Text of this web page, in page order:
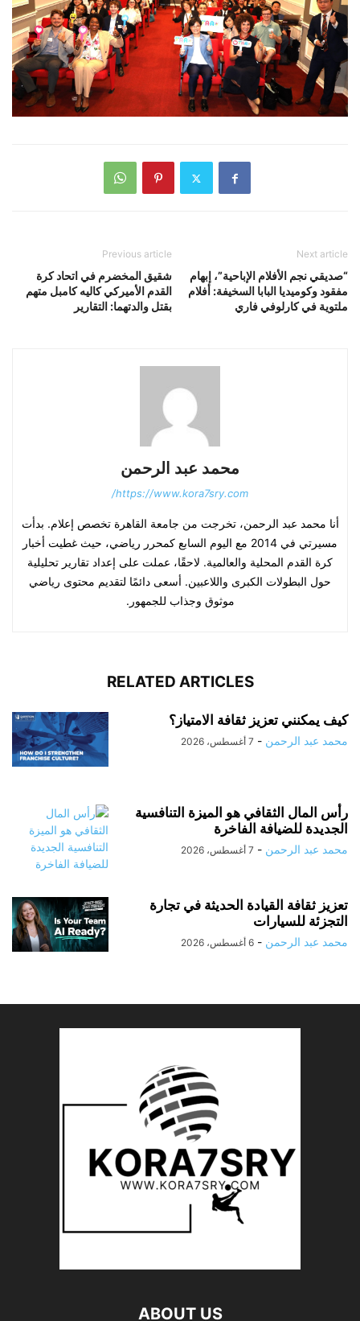
Previous article
شقيق المخضرم في اتحاد كرة
القدم الأميركي كاليه كامبل متهم
بقتل والدتهما: التقارير
Next article
“صديقي نجم الأفلام الإباحية”، إبهام
مفقود وكوميديا ​​البابا السخيفة: أفلام
ملتوية في كارلوفي فاري
محمد عبد الرحمن
https://www.kora7sry.com/
أنا محمد عبد الرحمن، تخرجت من جامعة القاهرة تخصص إعلام. بدأت
مسيرتي في 2014 مع اليوم السابع كمحرر رياضي، حيث غطيت أخبار
كرة القدم المحلية والعالمية. لاحقًا، عملت على إعداد تقارير تحليلية
حول البطولات الكبرى واللاعبين. أسعى دائمًا لتقديم محتوى رياضي
موثوق وجذاب للجمهور.
RELATED ARTICLES
كيف يمكنني تعزيز ثقافة الامتياز؟
محمد عبد الرحمن - 7 أغسطس، 2026
رأس المال الثقافي هو الميزة التنافسية
الجديدة للضيافة الفاخرة
محمد عبد الرحمن - 7 أغسطس، 2026
تعزيز ثقافة القيادة الحديثة في تجارة
التجزئة للسيارات
محمد عبد الرحمن - 6 أغسطس، 2026
ABOUT US